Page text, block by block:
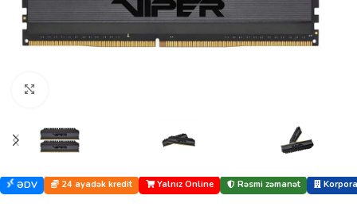
ƏDV 24 ayadək kredit Yalnız Online Rəsmi zəmanət